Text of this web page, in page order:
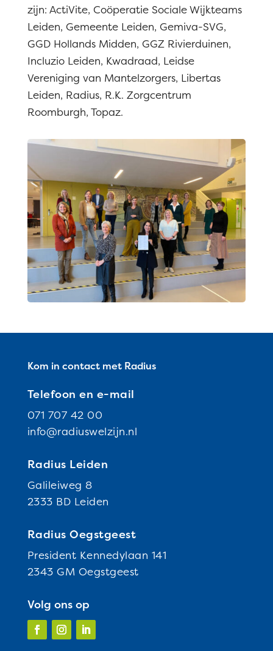
zijn: ActiVite, Coöperatie Sociale Wijkteams
Leiden, Gemeente Leiden, Gemiva-SVG,
GGD Hollands Midden, GGZ Rivierduinen,
Incluzio Leiden, Kwadraad, Leidse
Vereniging van Mantelzorgers, Libertas
Leiden, Radius, R.K. Zorgcentrum
Roomburgh, Topaz.
Kom in contact met Radius
Telefoon en e-mail
071 707 42 00
info@radiuswelzijn.nl
Radius Leiden
Galileiweg 8
2333 BD Leiden
Radius Oegstgeest
President Kennedylaan 141
2343 GM Oegstgeest
Volg ons op